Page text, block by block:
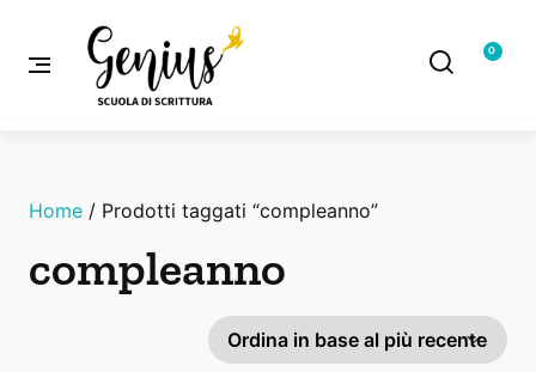
0
Home / Prodotti taggati “compleanno”
compleanno